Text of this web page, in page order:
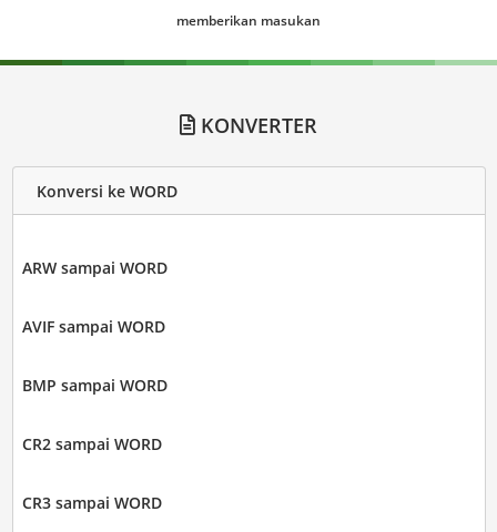
memberikan masukan
KONVERTER
Konversi ke WORD
ARW sampai WORD
AVIF sampai WORD
BMP sampai WORD
CR2 sampai WORD
CR3 sampai WORD